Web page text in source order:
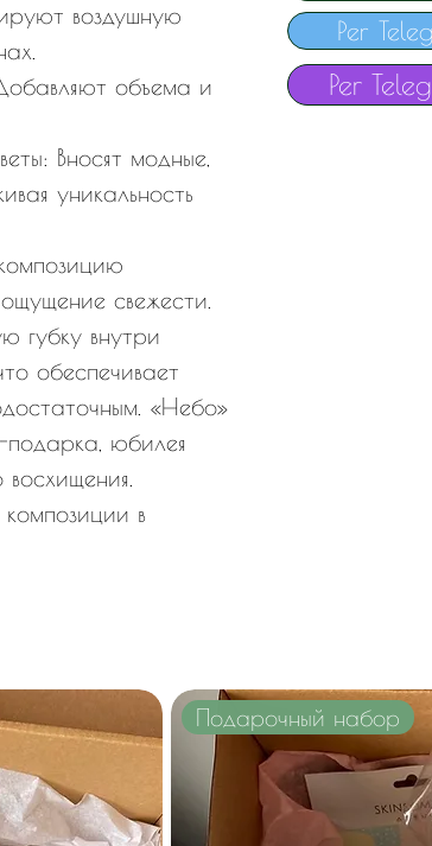
воздушную
объема и
Вносят модные,
уникальность
свежести.
губку внутри
обеспечивает
«Небо»
подарка, юбилея
в
Per
Per
Подарочный набор